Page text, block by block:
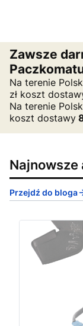
Zawsze
Na terenie
zł koszt
Na terenie
koszt dostawy
Najnowsze
Przejdź do bloga